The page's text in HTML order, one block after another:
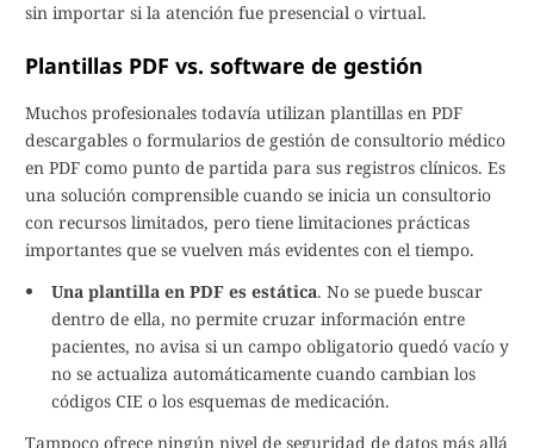
sin importar si la atención fue presencial o virtual.
Plantillas PDF vs. software de gestión
Muchos profesionales todavía utilizan plantillas en PDF
descargables o formularios de gestión de consultorio médico
en PDF como punto de partida para sus registros clínicos. Es
una solución comprensible cuando se inicia un consultorio
con recursos limitados, pero tiene limitaciones prácticas
importantes que se vuelven más evidentes con el tiempo.
Una plantilla en PDF es estática. No se puede buscar
dentro de ella, no permite cruzar información entre
pacientes, no avisa si un campo obligatorio quedó vacío y
no se actualiza automáticamente cuando cambian los
códigos CIE o los esquemas de medicación.
Tampoco ofrece ningún nivel de seguridad de datos más allá